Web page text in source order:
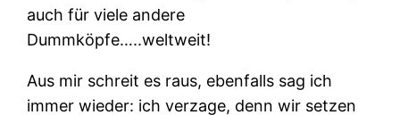
auch für viele andere
Dummköpfe…..weltweit!
Aus mir schreit es raus, ebenfalls sag ich
immer wieder: ich verzage, denn wir setzen